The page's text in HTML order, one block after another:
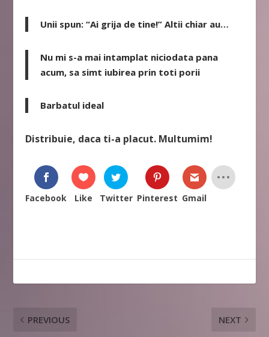
Unii spun: “Ai grija de tine!” Altii chiar au…
Nu mi s-a mai intamplat niciodata pana
acum, sa simt iubirea prin toti porii
Barbatul ideal
Distribuie, daca ti-a placut. Multumim!
Facebook Like Twitter Pinterest Gmail
PREVIOUS NEXT